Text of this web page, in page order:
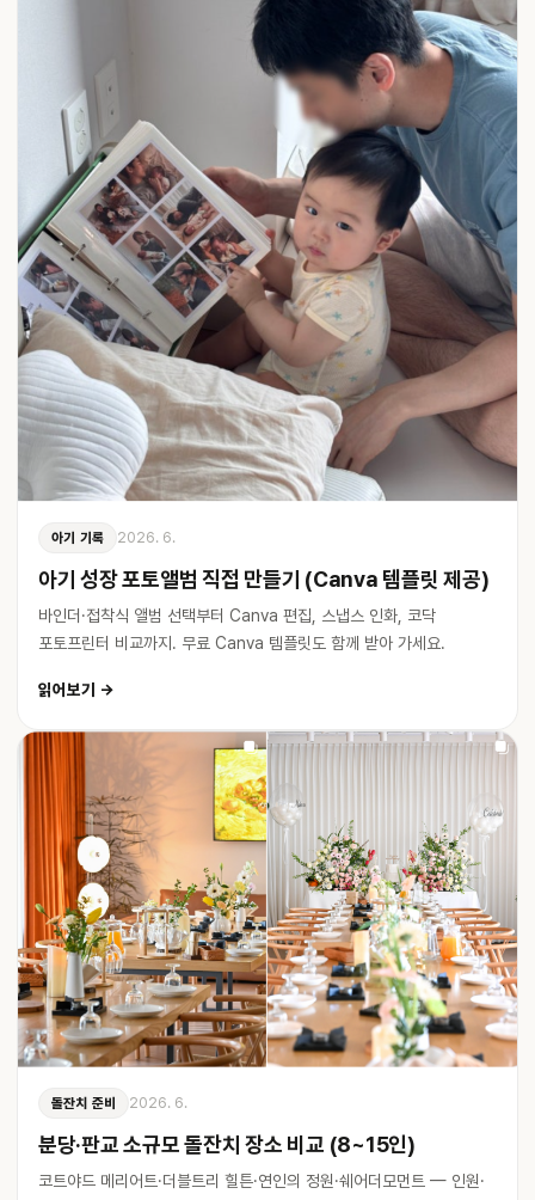
아기 기록 2026. 6.
아기 성장 포토앨범 직접 만들기 (Canva 템플릿 제공)
바인더·접착식 앨범 선택부터 Canva 편집, 스냅스 인화, 코닥
포토프린터 비교까지. 무료 Canva 템플릿도 함께 받아 가세요.
읽어보기 →
돌잔치 준비 2026. 6.
분당·판교 소규모 돌잔치 장소 비교 (8~15인)
코트야드 메리어트·더블트리 힐튼·연인의 정원·쉐어더모먼트 — 인원·